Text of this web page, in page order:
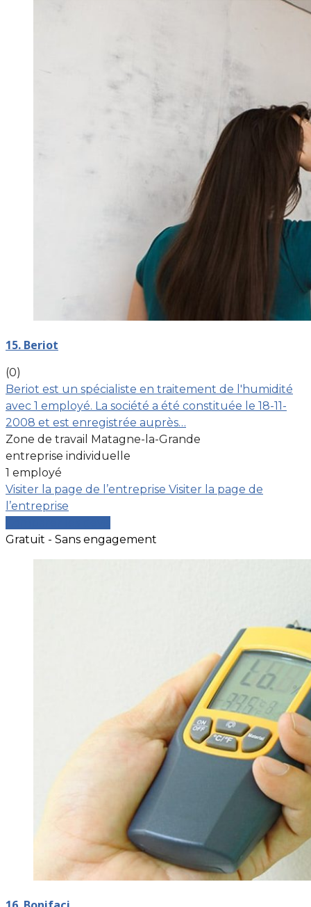
15. Beriot
(0)
Beriot est un spécialiste en traitement de l'humidité
avec 1 employé. La société a été constituée le 18-11-
2008 et est enregistrée auprès…
Zone de travail Matagne-la-Grande
entreprise individuelle
1 employé
Visiter la page de l’entreprise Visiter la page de
l’entreprise
Gratuit - Sans engagement